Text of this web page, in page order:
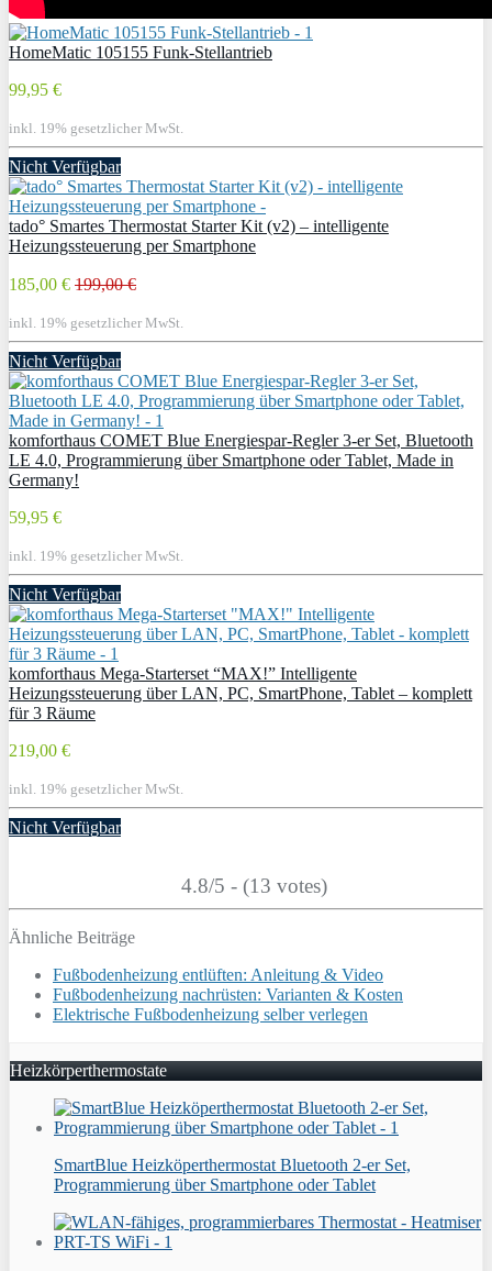
HomeMatic 105155 Funk-Stellantrieb
99,95 €
inkl. 19% gesetzlicher MwSt.
Nicht Verfügbar
tado° Smartes Thermostat Starter Kit (v2) – intelligente
Heizungssteuerung per Smartphone
185,00 € 199,00 €
inkl. 19% gesetzlicher MwSt.
Nicht Verfügbar
komforthaus COMET Blue Energiespar-Regler 3-er Set, Bluetooth
LE 4.0, Programmierung über Smartphone oder Tablet, Made in
Germany!
59,95 €
inkl. 19% gesetzlicher MwSt.
Nicht Verfügbar
komforthaus Mega-Starterset “MAX!” Intelligente
Heizungssteuerung über LAN, PC, SmartPhone, Tablet – komplett
für 3 Räume
219,00 €
inkl. 19% gesetzlicher MwSt.
Nicht Verfügbar
4.8/5 - (13 votes)
Ähnliche Beiträge
Fußbodenheizung entlüften: Anleitung & Video
Fußbodenheizung nachrüsten: Varianten & Kosten
Elektrische Fußbodenheizung selber verlegen
Heizkörperthermostate
SmartBlue Heizköperthermostat Bluetooth 2-er Set,
Programmierung über Smartphone oder Tablet